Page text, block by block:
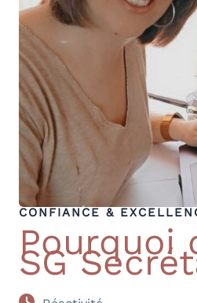
CONFIANCE &
Pourquoi
SG